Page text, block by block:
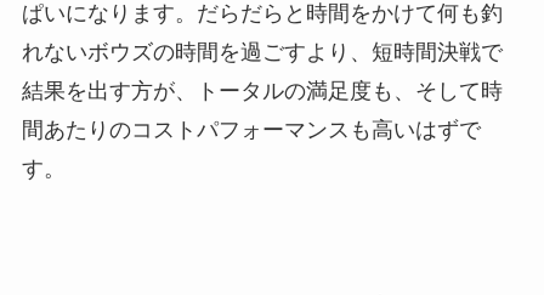
ぱいになります。だらだらと時間をかけて何も釣
れないボウズの時間を過ごすより、短時間決戦で
結果を出す方が、トータルの満足度も、そして時
間あたりのコストパフォーマンスも高いはずで
す。